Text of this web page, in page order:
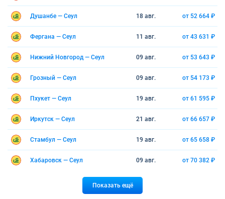
Душанбе — Сеул 18 авг. от 52 664 ₽
Фергана — Сеул 11 авг. от 43 631 ₽
Нижний Новгород — Сеул 09 авг. от 53 643 ₽
Грозный — Сеул 09 авг. от 54 173 ₽
Пхукет — Сеул 19 авг. от 61 595 ₽
Иркутск — Сеул 21 авг. от 66 657 ₽
Стамбул — Сеул 19 авг. от 65 658 ₽
Хабаровск — Сеул 09 авг. от 70 382 ₽
Показать ещё